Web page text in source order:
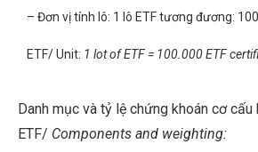
– Đơn vị tính lô: 1 lô ETF tương đương:
ETF/ Unit: 1 lot of ETF = 100.000 ETF
Danh mục và tỷ lệ chứng khoán cơ
ETF/ Components and weighting: